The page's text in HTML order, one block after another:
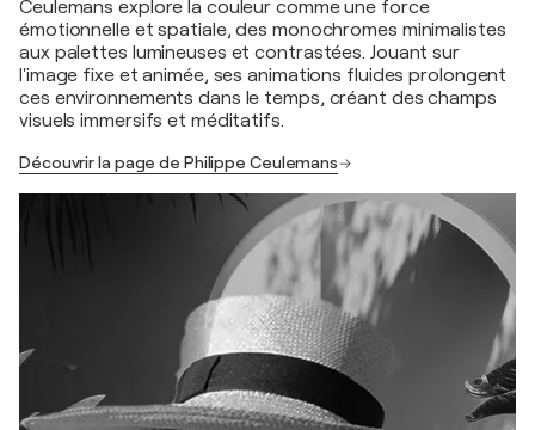
Ceulemans explore la couleur comme une force
émotionnelle et spatiale, des monochromes minimalistes
aux palettes lumineuses et contrastées. Jouant sur
l'image fixe et animée, ses animations fluides prolongent
ces environnements dans le temps, créant des champs
visuels immersifs et méditatifs.
Découvrir la page de Philippe Ceulemans